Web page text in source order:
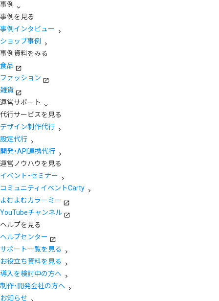
事例
事例を見る
事例インタビュー
ショップ事例
事例資料をみる
食品
ファッション
雑貨
運営サポート
代行サービスを見る
デザイン制作代行
設定代行
開発・API連携代行
運営ノウハウを見る
イベント・セミナー
コミュニティイベントCarty
よむよむカラーミー
YouTubeチャンネル
ヘルプを見る
ヘルプセンター
サポート一覧を見る
お役立ち資料を見る
導入を検討中の方へ
制作・開発会社の方へ
お知らせ